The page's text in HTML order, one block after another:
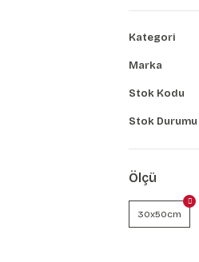
Kategori
Marka
Stok Kodu
Stok Durumu
Ölçü
30x50cm